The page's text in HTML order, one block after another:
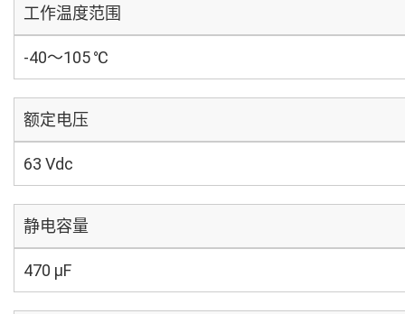
工作温度范围
-40～105 ℃
额定电压
63 Vdc
静电容量
470 µF